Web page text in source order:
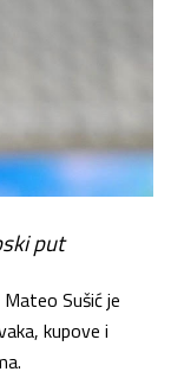
put
Sušić je
kupove i